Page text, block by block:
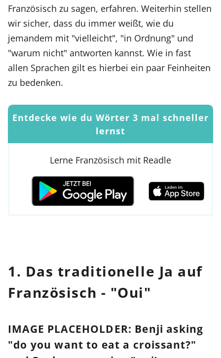
Französisch zu sagen, erfahren. Weiterhin stellen
wir sicher, dass du immer weißt, wie du
jemandem mit "vielleicht", "in Ordnung" und
"warum nicht" antworten kannst. Wie in fast
allen Sprachen gilt es hierbei ein paar Feinheiten
zu bedenken.
Entdecke wie du Wörter 3 mal schneller
lernst
Lerne Französisch mit Readle
1. Das traditionelle Ja auf
Französisch - "Oui"
IMAGE PLACEHOLDER: Benji asking
"do you want to eat a croissant?"